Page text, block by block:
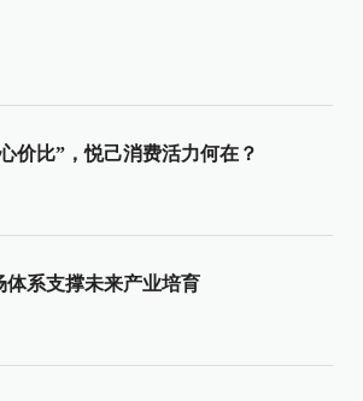
价比”，悦己消费活力何在？
体系支撑未来产业培育